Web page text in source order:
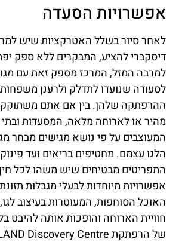
אפשרויות הסעדה
לאחר סיור בשלל האטרקציות שיש
דיסקברי להציע, המבקרים ללא ספק
למרבה המזל, המרכז מספק זאת עם
לסעודה שנועדו לתדלק ולרענן
ההרפתקה שלהן. בין אם אתם
מהיר או לארוחה מלאה, המסעדות
המעוצבים על פי נושא מגישים מבחר
הלגו עצמם. מחטיפים בריאים ועד
התפריטים מבטיחים שיש משהו לכל
אפשרויות מיוחדות לבעלי מגבלות
האוכל הסוחפות, המעוטרות בעיצוב
חוויית הארוחה והופכות אותה להיבט